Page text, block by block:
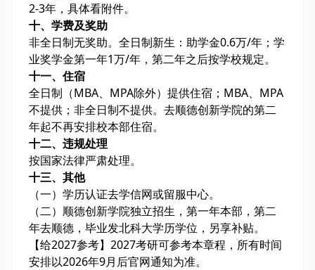
2-3年，具体看附件。
十、学费及奖助
非全日制无奖助。全日制新生：助学金0.6万/年；学
业奖学金第一年1万/年，第二年之后按学校规定。
十一、住宿
全日制（MBA、MPA除外）提供住宿；MBA、MPA
不提供；非全日制不提供。去顺德创新学院的第二
年起不再安排校本部住宿。
十二、违规处理
按国家法律严肃处理。
十三、其他
（一）学历认证去学信网或留服中心。
（二）顺德创新学院独立招生，第一年本部，第二
年去顺德，毕业发北科大学历学位，另享补贴。
【给2027参考】2027考研可参考本章程，所有时间
安排以2026年9月后官网通知为准。